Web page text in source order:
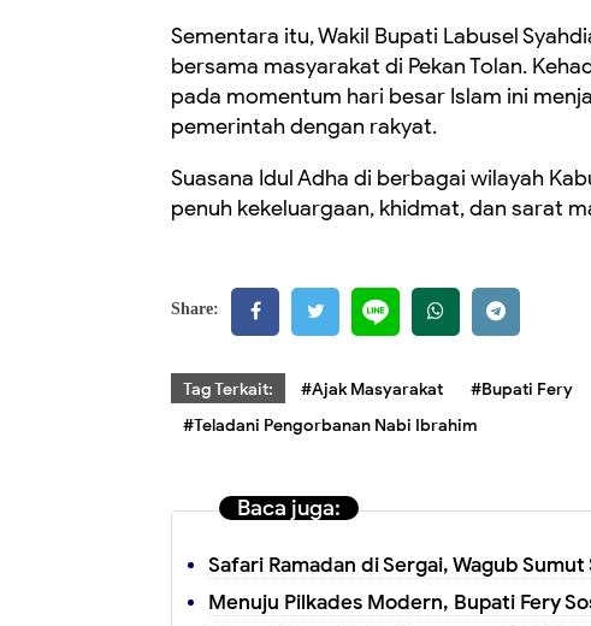
Sementara itu, Wakil Bupati Labusel
bersama masyarakat di Pekan Tolan.
pada momentum hari besar Islam ini
pemerintah dengan rakyat.
Suasana Idul Adha di berbagai wilayah
penuh kekeluargaan, khidmat, dan sarat
Share:
Tag Terkait: #Ajak Masyarakat #Bupati Fery
#Teladani Pengorbanan Nabi Ibrahim
Baca juga:
Safari Ramadan di Sergai, Wagub
Menuju Pilkades Modern, Bupati Fery